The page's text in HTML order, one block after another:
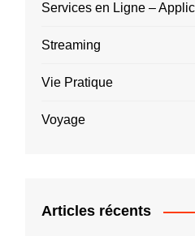
Services en Ligne –
Streaming
Vie Pratique
Voyage
Articles récents